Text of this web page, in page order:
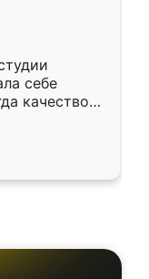
себе
качеством
уже почти